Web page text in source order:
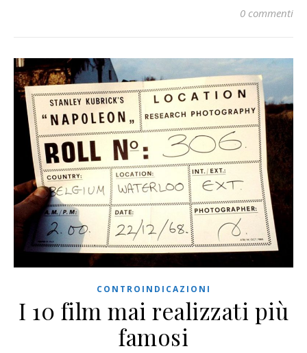
0 commenti
CONTROINDICAZIONI
I 10 film mai realizzati più
famosi